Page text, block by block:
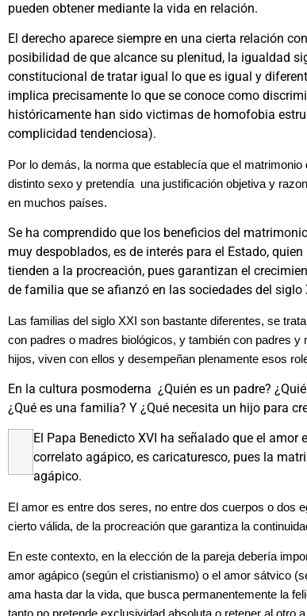
pueden obtener mediante la vida en relación.
El derecho aparece siempre en una cierta relación
posibilidad de que alcance su plenitud, la igualdad
constitucional de tratar igual lo que es igual y
implica precisamente lo que se conoce como
históricamente han sido victimas de homofobia
complicidad tendenciosa).
Por lo demás, la norma que establecía que el
distinto sexo y pretendía una justificación objetiva y
en muchos países.
Se ha comprendido que los beneficios del
muy despoblados, es de interés para el Estado,
tienden a la procreación, pues garantizan el
de familia que se afianzó en las sociedades del siglo
Las familias del siglo XXI son bastante diferentes, se
con padres o madres biológicos, y también con padres y
hijos, viven con ellos y desempeñan plenamente esos
En la cultura posmoderna ¿Quién es un padre?
¿Qué es una familia? Y ¿Qué necesita un hijo para
El Papa Benedicto XVI ha señalado que el
correlato agápico, es caricaturesco, pues la
agápico.
El amor es entre dos seres, no entre dos cuerpos o dos
cierto válida, de la procreación que garantiza la
En este contexto, en la elección de la pareja debería
amor agápico (según el cristianismo) o el amor sátvico
ama hasta dar la vida, que busca permanentemente la